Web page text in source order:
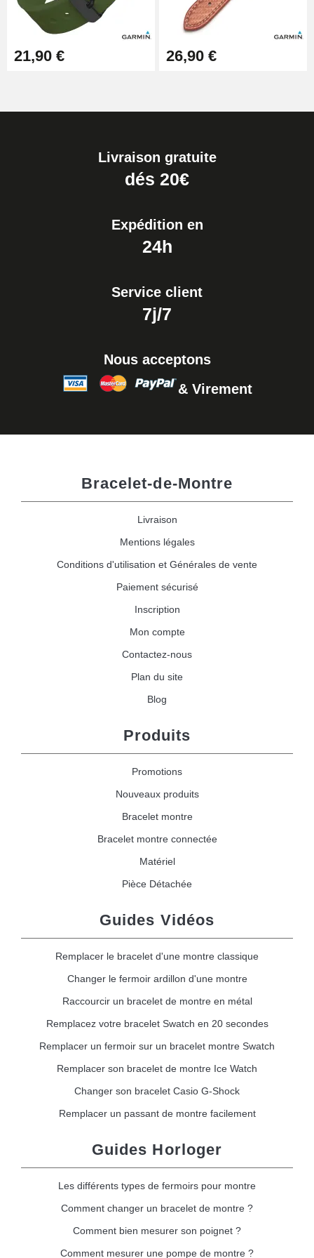
21,90 € 26,90 €
Livraison gratuite
dés 20€
Expédition en
24h
Service client
7j/7
Nous acceptons
& Virement
Bracelet-de-Montre
Livraison
Mentions légales
Conditions d'utilisation et Générales de vente
Paiement sécurisé
Inscription
Mon compte
Contactez-nous
Plan du site
Blog
Produits
Promotions
Nouveaux produits
Bracelet montre
Bracelet montre connectée
Matériel
Pièce Détachée
Guides Vidéos
Remplacer le bracelet d'une montre classique
Changer le fermoir ardillon d'une montre
Raccourcir un bracelet de montre en métal
Remplacez votre bracelet Swatch en 20 secondes
Remplacer un fermoir sur un bracelet montre Swatch
Remplacer son bracelet de montre Ice Watch
Changer son bracelet Casio G-Shock
Remplacer un passant de montre facilement
Guides Horloger
Les différents types de fermoirs pour montre
Comment changer un bracelet de montre ?
Comment bien mesurer son poignet ?
Comment mesurer une pompe de montre ?